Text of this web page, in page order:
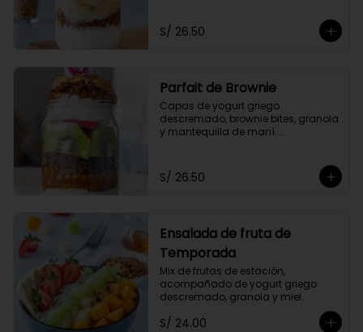
S/ 26.50
Parfait de Brownie
Capas de yogurt griego
descremado, brownie bites, granola
y mantequilla de maní.
S/ 26.50
Ensalada de fruta de
Temporada
Mix de frutas de estación,
acompañado de yogurt griego
descremado, granola y miel.
S/ 24.00